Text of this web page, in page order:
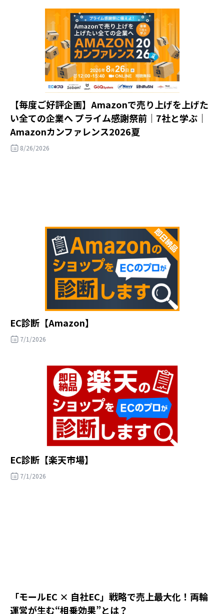
【毎度ご好評企画】Amazonで売り上げを上げた
い全ての企業へ プライム感謝祭前｜7社と学ぶ｜
Amazonカンファレンス2026夏
8/26/2026
EC診断【Amazon】
7/1/2026
EC診断【楽天市場】
7/1/2026
「モールEC × 自社EC」戦略で売上最大化！両輪
運営が生む“相乗効果”とは？